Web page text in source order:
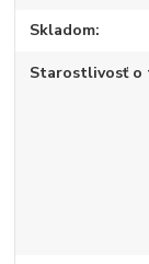
Skladom
Starostlivosť o